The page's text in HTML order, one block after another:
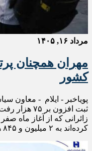
مرداد ۱۶, ۱۴۰۵
مهران همچنان
کشور
پویاخبر - ایلام - معاون
ثبت افزون
زائرانی که از آغاز ماه
کرده‌اند به ۲ میلیون و ۸۴۵ هزار نفر رسید.